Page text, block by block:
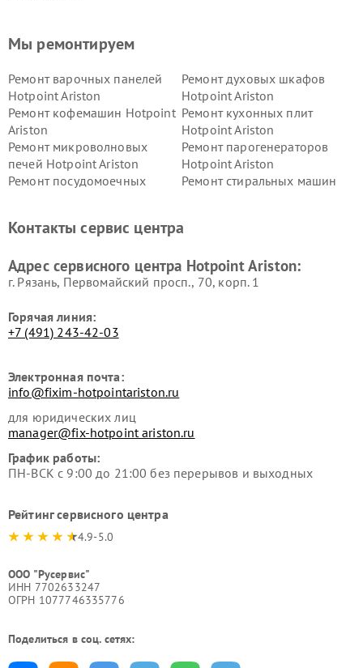
Мы ремонтируем
Ремонт варочных панелей
Hotpoint Ariston
Ремонт духовых шкафов
Hotpoint Ariston
Ремонт кофемашин Hotpoint
Ariston
Ремонт кухонных плит
Hotpoint Ariston
Ремонт микроволновых
печей Hotpoint Ariston
Ремонт парогенераторов
Hotpoint Ariston
Ремонт посудомоечных
Ремонт стиральных машин
Hotpoint Ariston
Hotpoint Ariston
Ariston
Hotpoint Ariston
Контакты сервис центра
Адрес сервисного центра Hotpoint Ariston:
г. Рязань, Первомайский просп., 70, корп. 1
Горячая линия:
+7 (491) 243-42-03
Электронная почта:
info@fixim-hotpointariston.ru
для юридических лиц
manager@fix-hotpoint ariston.ru
График работы:
ПН-ВСК с 9:00 до 21:00 без перерывов и выходных
Рейтинг сервисного центра
4.9-5.0
ООО "Русервис"
ИНН 7702633247
ОГРН 1077746335776
Поделиться в соц. сетях: